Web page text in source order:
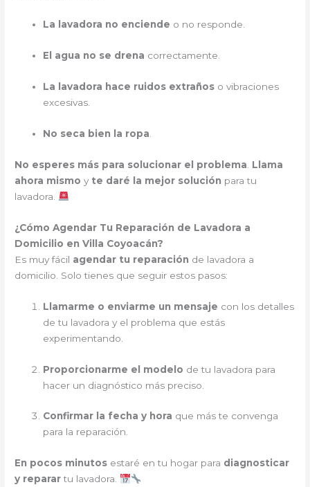
La lavadora no enciende o no responde.
El agua no se drena correctamente.
La lavadora hace ruidos extraños o vibraciones
excesivas.
No seca bien la ropa
No esperes más para solucionar el problema Llama
ahora mismo y te daré la mejor solución para tu
lavadora.
¿Cómo Agendar Tu Reparación de Lavadora a
Domicilio en Villa Coyoacán?
Es muy fácil agendar tu reparación de lavadora a
domicilio. Solo tienes que seguir estos pasos:
Llamarme o enviarme un mensaje con los detalles
de tu lavadora y el problema que estás
experimentando.
Proporcionarme el modelo de tu lavadora para
hacer un diagnóstico más preciso.
Confirmar la fecha y hora que más te convenga
para la reparación.
En pocos minutos estaré en tu hogar para diagnosticar
y reparartu lavadora.